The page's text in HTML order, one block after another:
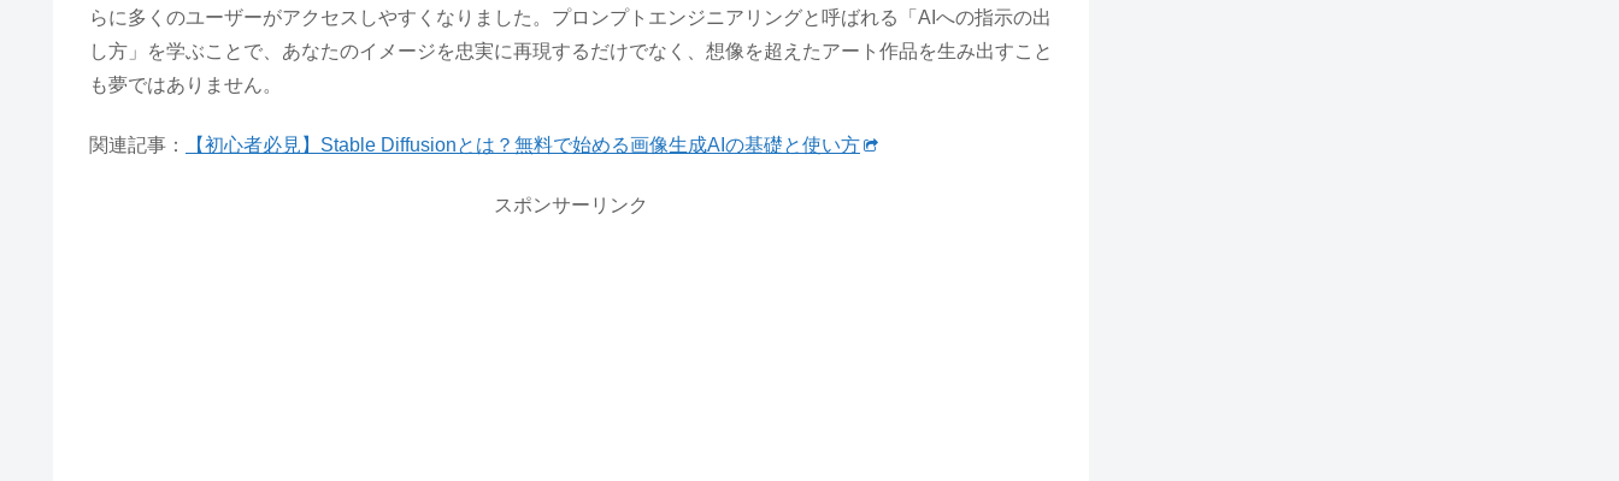
らに多くのユーザーがアクセスしやすくなりました。プロンプトエンジニアリングと呼ばれる「AIへの指示の出
し方」を学ぶことで、あなたのイメージを忠実に再現するだけでなく、想像を超えたアート作品を生み出すこと
も夢ではありません。
関連記事： 【初心者必見】Stable Diffusionとは？無料で始める画像生成AIの基礎と使い方
スポンサーリンク